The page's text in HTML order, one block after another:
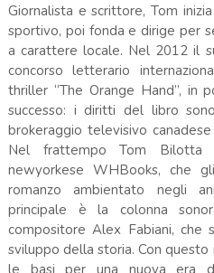
Giornalista e scrittore, Tom
sportivo, poi fonda e dirige per
a carattere locale. Nel 2012 il
concorso letterario
thriller “The Orange Hand”, in
successo: i diritti del libro
brokeraggio televisivo
Nel frattempo Tom
newyorkese WHBooks, che
romanzo ambientato negli
principale è la colonna
compositore Alex Fabiani, che
sviluppo della storia. Con
le basi per una nuova era